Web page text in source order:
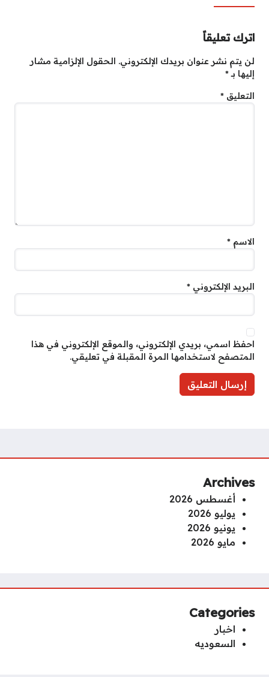
اترك تعليقاً
لن يتم نشر عنوان بريدك الإلكتروني.
الحقول الإلزامية مشار
إليها بـ*
التعليق *
الاسم *
البريد الإلكتروني *
احفظ اسمي، بريدي الإلكتروني، والموقع الإلكتروني في هذا
المتصفح لاستخدامها المرة المقبلة في تعليقي.
Archives
أغسطس 2026
يوليو 2026
يونيو 2026
مايو 2026
Categories
اخبار
السعوديه